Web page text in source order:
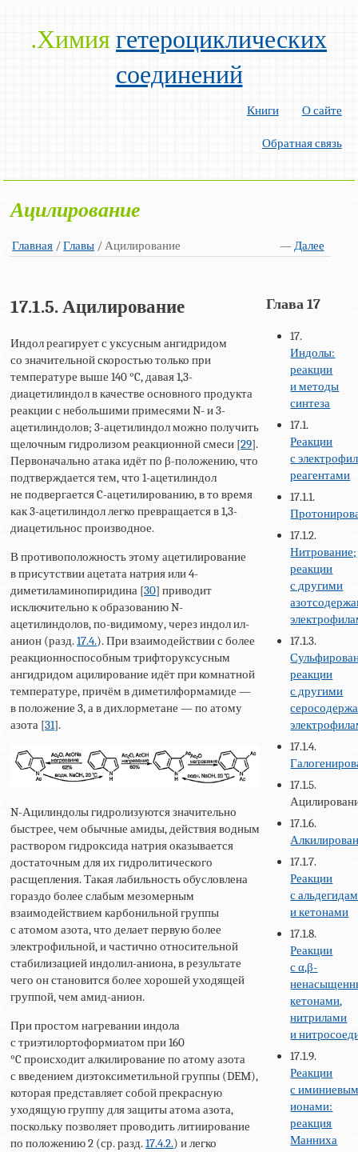
.Химиягетероциклических
соединений
Книги О сайте
Обратная связь
Ацилирование
Главная / —Далее
Главы / Ацилирование
17.1.5. Ацилирование
Индол реагирует с уксусным ангидридом
со значительной скоростью только при
температуре выше 140 °C, давая 1,3-
диацетилиндол в качестве основного продукта
реакции с небольшими примесями N- и 3-
ацетилиндолов; 3-ацетилиндол можно получить
щелочным гидролизом реакционной смеси [29].
Первоначально атака идёт по β-положению, что
подтверждается тем, что 1-ацетилиндол
не подвергается C-ацетилированию, в то время
как 3-ацетилиндол легко превращается в 1,3-
диацетильнос производное.
В противоположность этому ацетилирование
в присутствии ацетата натрия или 4-
диметиламинопиридина [30] приводит
исключительно к образованию N-
ацетилиндолов, по-видимому, через индол ил-
анион (разд.17.4.). При взаимодействии с более
реакционноспособным трифторуксусным
ангидридом ацилирование идёт при комнатной
температуре, причём в диметилформамиде —
в положение 3, а в дихлорметане — по атому
азота [31].
N-Ацилиндолы гидролизуются значительно
быстрее, чем обычные амиды, действия водным
раствором гидроксида натрия оказывается
достаточным для их гидролитического
расщепления. Такая лабильность обусловлена
гораздо более слабым мезомерным
взаимодействием карбонильной группы
с атомом азота, что делает первую более
электрофильной, и частично относительной
стабилизацией индолил-аниона, в результате
чего он становится более хорошей уходящей
группой, чем амид-анион.
При простом нагревании индола
с триэтилортоформиатом при 160
°C происходит алкилирование по атому азота
с введением диэтоксиметильной группы (DEM),
которая представляет собой прекрасную
уходящую группу для защиты атома азота,
поскольку позволяет проводить литиирование
по положению 2 (ср. разд.17.4.2.) и легко
Глава 17
17.
Индолы:
реакции
и методы
синтеза
17.1.
Реакции
с
реагентами
17.1.1.
17.1.2.
Нитрование;
реакции
с другими
17.1.3.
реакции
с другими
17.1.4.
17.1.5.
17.1.6.
17.1.7.
Реакции
с
и кетонами
17.1.8.
Реакции
с α,β-
кетонами,
нитрилами
и
17.1.9.
Реакции
с
ионами:
реакция
Манниха